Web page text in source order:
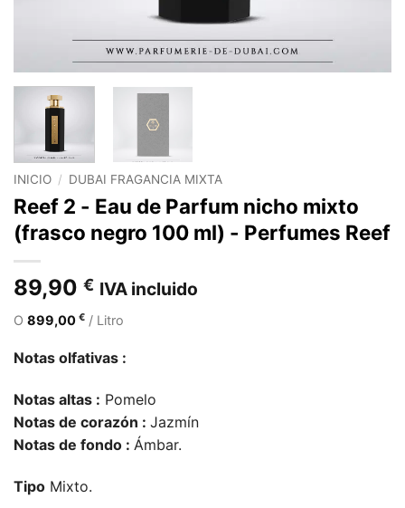
INICIO / DUBAI FRAGANCIA MIXTA
Reef 2 - Eau de Parfum nicho mixto
(frasco negro 100 ml) - Perfumes Reef
89,90 € IVA incluido
O 899,00 € / Litro
Notas olfativas :
Notas altas : Pomelo
Notas de corazón : Jazmín
Notas de fondo : Ámbar.
Tipo Mixto.